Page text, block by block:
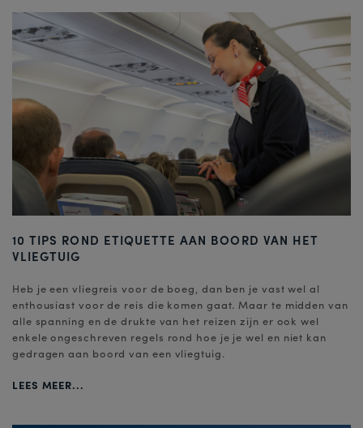
10 TIPS ROND ETIQUETTE AAN BOORD VAN HET
VLIEGTUIG
Heb je een vliegreis voor de boeg, dan ben je vast wel al
enthousiast voor de reis die komen gaat. Maar te midden van
alle spanning en de drukte van het reizen zijn er ook wel
enkele ongeschreven regels rond hoe je je wel en niet kan
gedragen aan boord van een vliegtuig.
LEES MEER...